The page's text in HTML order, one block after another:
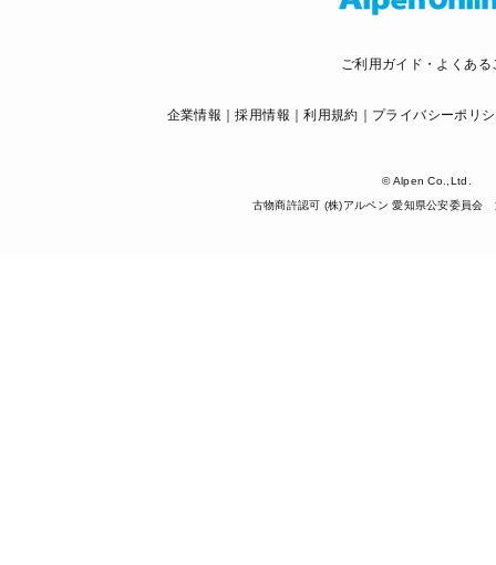
ご利用ガイド・よくある
企業情報 採用情報 利用規約 プライバシーポリ
© Alpen Co.,Ltd.
古物商許認可 (株)アルペン 愛知県公安委員